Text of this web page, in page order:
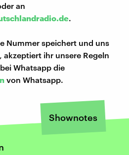
an
.
Nummer speichert und uns
ihr unsere Regeln
Whatsapp die
von Whatsapp.
Shownotes